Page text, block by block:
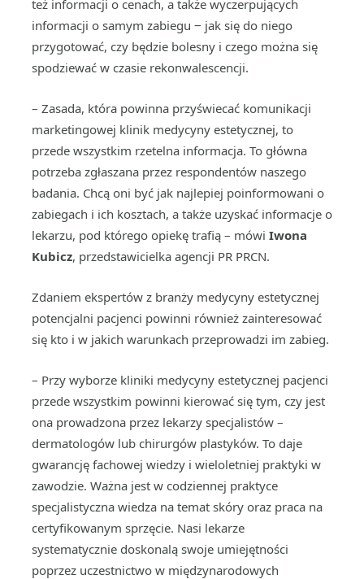
też informacji o cenach, a także wyczerpujących
informacji o samym zabiegu ‒ jak się do niego
przygotować, czy będzie bolesny i czego można się
spodziewać w czasie rekonwalescencji.
– Zasada, która powinna przyświecać komunikacji
marketingowej klinik medycyny estetycznej, to
przede wszystkim rzetelna informacja. To główna
potrzeba zgłaszana przez respondentów naszego
badania. Chcą oni być jak najlepiej poinformowani o
zabiegach i ich kosztach, a także uzyskać informacje o
lekarzu, pod którego opiekę trafią – mówi Iwona
Kubicz, przedstawicielka agencji PR PRCN.
Zdaniem ekspertów z branży medycyny estetycznej
potencjalni pacjenci powinni również zainteresować
się kto i w jakich warunkach przeprowadzi im zabieg.
– Przy wyborze kliniki medycyny estetycznej pacjenci
przede wszystkim powinni kierować się tym, czy jest
ona prowadzona przez lekarzy specjalistów –
dermatologów lub chirurgów plastyków. To daje
gwarancję fachowej wiedzy i wieloletniej praktyki w
zawodzie. Ważna jest w codziennej praktyce
specjalistyczna wiedza na temat skóry oraz praca na
certyfikowanym sprzęcie. Nasi lekarze
systematycznie doskonalą swoje umiejętności
poprzez uczestnictwo w międzynarodowych